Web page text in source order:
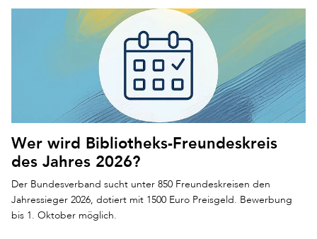
Wer wird Bibliotheks-Freundeskreis
des Jahres 2026?
Der Bundesverband sucht unter 850 Freundeskreisen den
Jahressieger 2026, dotiert mit 1500 Euro Preisgeld. Bewerbung
bis 1. Oktober möglich.